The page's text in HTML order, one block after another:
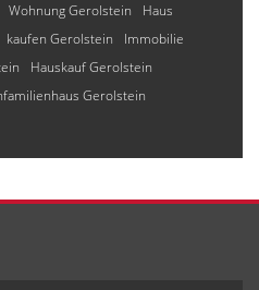
Wohnung Gerolstein
Haus
kaufen Gerolstein
Immobilie
Hauskauf Gerolstein
Gerolstein